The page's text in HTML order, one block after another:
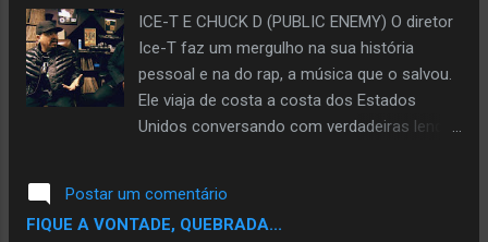
Roberto Marinho, antiga 'Av. Espraiada'. A
direção é assinada por Guilherme Xavier
Ribeiro, em uma coprodução da
GuardaChuva com a MTV Brasil, que exibiu
um trecho do material durante o 'Último Yo!
ICE-T E CHUCK D (PUBLIC ENEMY) O diretor
Ice-T faz um mergulho na sua história
pessoal e na do rap, a música que o salvou.
Ele viaja de costa a costa dos Estados
Unidos conversando com verdadeiras lendas
Eminem, Afrika Bambaataa, Grandmaster
Caz,Dr Dre, Bun B, B Real, Nas, Mos
Postar um comentário
FIQUE A VONTADE, QUEBRADA...